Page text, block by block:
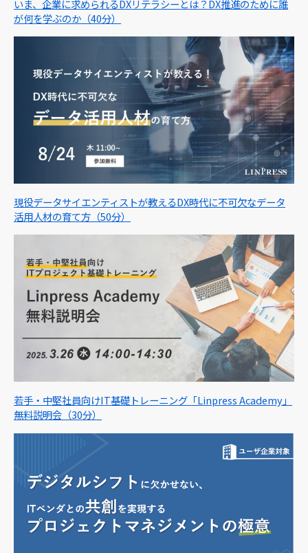
いま、企業に求められるDXリテラシーとは？DX推進のために誰
が何を学ぶのか（40分）
現役データサイエンティストが教えるDX時代に不可欠なデータ
活用人材の育て方（50分）
若手・中堅社員向けIT基礎トレーニング「Linpress Academy」
無料説明会（30分）